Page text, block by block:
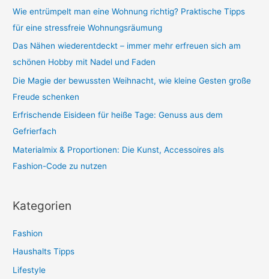
n
n
a
c
h
:
Wie entrümpelt man eine Wohnung richtig? Praktische Tipps
für eine stressfreie Wohnungsräumung
Das Nähen wiederentdeckt – immer mehr erfreuen sich am
schönen Hobby mit Nadel und Faden
Die Magie der bewussten Weihnacht, wie kleine Gesten große
Freude schenken
Erfrischende Eisideen für heiße Tage: Genuss aus dem
Gefrierfach
Materialmix & Proportionen: Die Kunst, Accessoires als
Fashion-Code zu nutzen
Kategorien
Fashion
Haushalts Tipps
Lifestyle